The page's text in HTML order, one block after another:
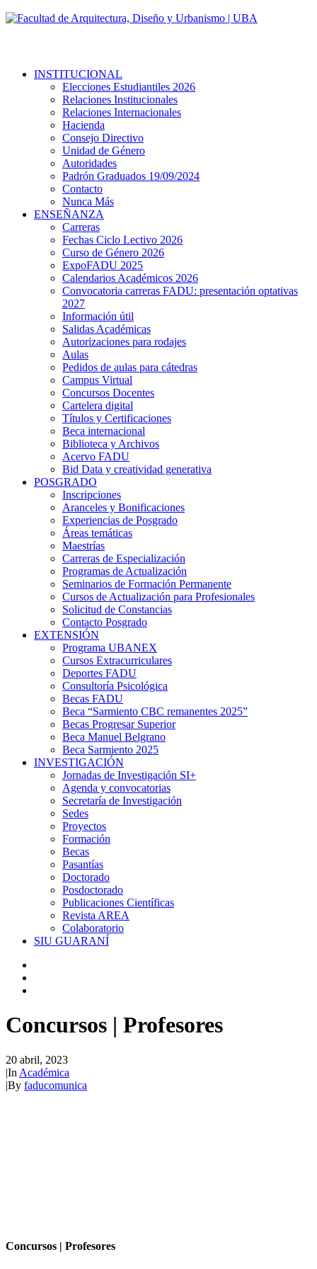
INSTITUCIONAL
Elecciones Estudiantiles 2026
Relaciones Institucionales
Relaciones Internacionales
Hacienda
Consejo Directivo
Unidad de Género
Autoridades
Padrón Graduados 19/09/2024
Contacto
Nunca Más
ENSEÑANZA
Carreras
Fechas Ciclo Lectivo 2026
Curso de Género 2026
ExpoFADU 2025
Calendarios Académicos 2026
Convocatoria carreras FADU: presentación optativas
2027
Información útil
Salidas Académicas
Autorizaciones para rodajes
Aulas
Pedidos de aulas para cátedras
Campus Virtual
Concursos Docentes
Cartelera digital
Títulos y Certificaciones
Beca internacional
Biblioteca y Archivos
Acervo FADU
Bid Data y creatividad generativa
POSGRADO
Inscripciones
Aranceles y Bonificaciones
Experiencias de Posgrado
Áreas temáticas
Maestrías
Carreras de Especialización
Programas de Actualización
Seminarios de Formación Permanente
Cursos de Actualización para Profesionales
Solicitud de Constancias
Contacto Posgrado
EXTENSIÓN
Programa UBANEX
Cursos Extracurriculares
Deportes FADU
Consultoría Psicológica
Becas FADU
Beca “Sarmiento CBC remanentes 2025”
Becas Progresar Superior
Beca Manuel Belgrano
Beca Sarmiento 2025
INVESTIGACIÓN
Jornadas de Investigación SI+
Agenda y convocatorias
Secretaría de Investigación
Sedes
Proyectos
Formación
Becas
Pasantías
Doctorado
Posdoctorado
Publicaciones Científicas
Revista AREA
Colaboratorio
SIU GUARANÍ
Concursos | Profesores
20 abril, 2023
|In Académica
|By faducomunica
Concursos | Profesores